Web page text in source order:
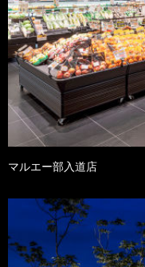
マルエー部入道店